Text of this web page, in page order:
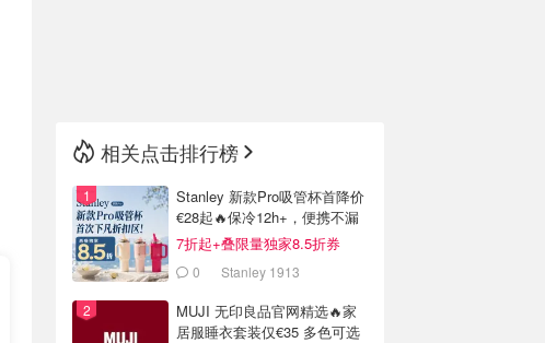
相关点击排行榜
Stanley 新款Pro吸管杯首降价
€28起🔥保冷12h+，便携不漏
水
7折起+叠限量独家8.5折券
0 Stanley 1913
MUJI 无印良品官网精选🔥家
居服睡衣套装仅€35 多色可选